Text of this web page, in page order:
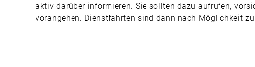
aktiv darüber informieren. Sie sollten dazu aufrufen,
vorangehen. Dienstfahrten sind dann nach Möglichkeit